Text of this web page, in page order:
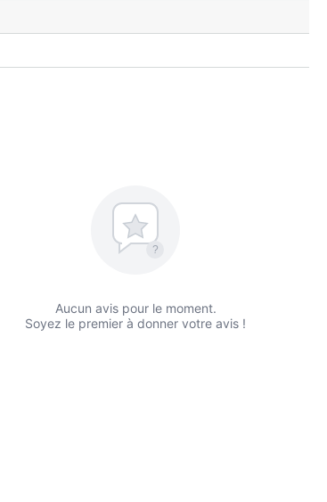
?
Aucun avis pour le moment.
Soyez le premier à donner votre avis !